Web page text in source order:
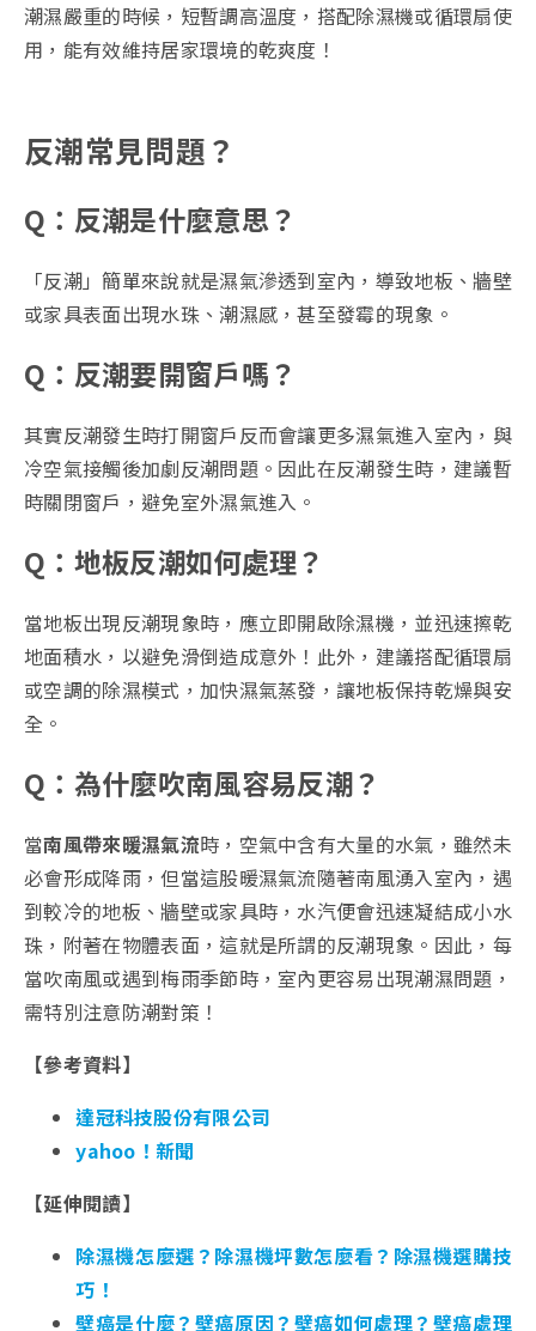
潮濕嚴重的時候，短暫調高溫度，搭配除濕機或循環扇使
用，能有效維持居家環境的乾爽度！
反潮常見問題？
Q：反潮是什麼意思？
「反潮」簡單來說就是濕氣滲透到室內，導致地板、牆壁
或家具表面出現水珠、潮濕感，甚至發霉的現象。
Q：反潮要開窗戶嗎？
其實反潮發生時打開窗戶反而會讓更多濕氣進入室內，與
冷空氣接觸後加劇反潮問題。因此在反潮發生時，建議暫
時關閉窗戶，避免室外濕氣進入。
Q：地板反潮如何處理？
當地板出現反潮現象時，應立即開啟除濕機，並迅速擦乾
地面積水，以避免滑倒造成意外！此外，建議搭配循環扇
或空調的除濕模式，加快濕氣蒸發，讓地板保持乾燥與安
全。
Q：為什麼吹南風容易反潮？
當南風帶來暖濕氣流時，空氣中含有大量的水氣，雖然未
必會形成降雨，但當這股暖濕氣流隨著南風湧入室內，遇
到較冷的地板、牆壁或家具時，水汽便會迅速凝結成小水
珠，附著在物體表面，這就是所謂的反潮現象。因此，每
當吹南風或遇到梅雨季節時，室內更容易出現潮濕問題，
需特別注意防潮對策！
【參考資料】
達冠科技股份有限公司
yahoo！新聞
【延伸閱讀】
除濕機怎麼選？除濕機坪數怎麼看？除濕機選購技
巧！
壁癌是什麼？壁癌原因？壁癌如何處理？壁癌處理